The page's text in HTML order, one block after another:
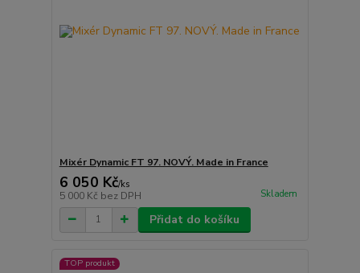
Mixér Dynamic FT 97. NOVÝ. Made in France
6 050 Kč/ks
5 000 Kč bez DPH Skladem
Přidat do košíku
TOP produkt